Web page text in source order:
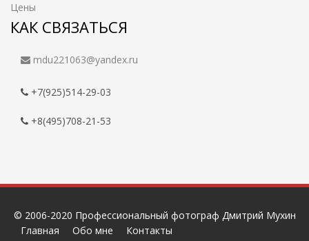
Цены
КАК СВЯЗАТЬСЯ
mdu221063@yandex.ru
+7(925)514-29-03
+8(495)708-21-53
© 2006-2020 Профессиональный фотограф Дмитрий Мухин
Главная
Обо мне Контакты